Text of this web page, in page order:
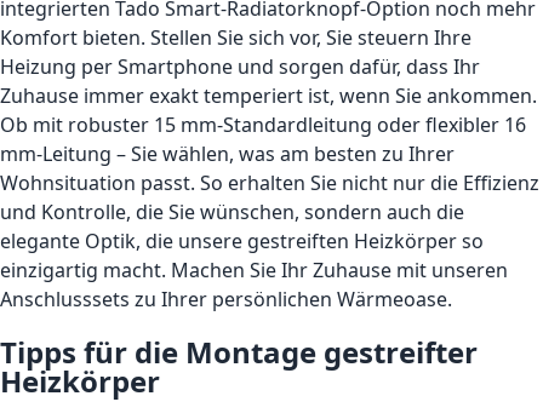
integrierten Tado Smart-Radiatorknopf-Option noch mehr
Komfort bieten. Stellen Sie sich vor, Sie steuern Ihre
Heizung per Smartphone und sorgen dafür, dass Ihr
Zuhause immer exakt temperiert ist, wenn Sie ankommen.
Ob mit robuster 15 mm-Standardleitung oder flexibler 16
mm-Leitung – Sie wählen, was am besten zu Ihrer
Wohnsituation passt. So erhalten Sie nicht nur die Effizienz
und Kontrolle, die Sie wünschen, sondern auch die
elegante Optik, die unsere gestreiften Heizkörper so
einzigartig macht. Machen Sie Ihr Zuhause mit unseren
Anschlusssets zu Ihrer persönlichen Wärmeoase.
Tipps für die Montage gestreifter
Heizkörper